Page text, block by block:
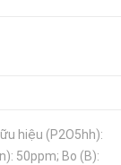
hiệu (P2O5hh):
50ppm; Bo (B):